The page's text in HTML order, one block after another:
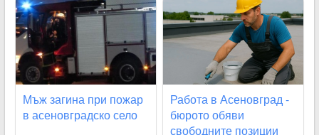
Мъж загина при пожар
в асеновградско село
Работа в Асеновград -
бюрото обяви
свободните позиции